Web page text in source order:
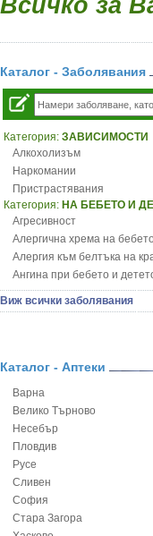
Каталог - Заболявания
Категория: ЗАВИСИМОСТИ
Алкохолизъм
Наркомании
Пристрастявания
Категория: НА БЕБЕТО И
Агресивност
Алергична хрема на
Алергия към белтъка на
Ангина при бебето и
Анемия при бебето и
Апетит - пълни деца
Бронхиална астма при
Варицела
Висока температура на
Възпаление на ушите на
Глисти
Грижа за пъпа на
Грип при бебето и детето
Гърч
Да отгледам и възпитам
Виж всички заболявания
Каталог - Аптеки
Варна
Велико Търново
Несебър
Пловдив
Русе
Сливен
София
Стара Загора